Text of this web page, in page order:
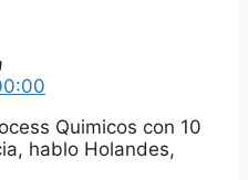
Quimicos con 10
hablo Holandes,